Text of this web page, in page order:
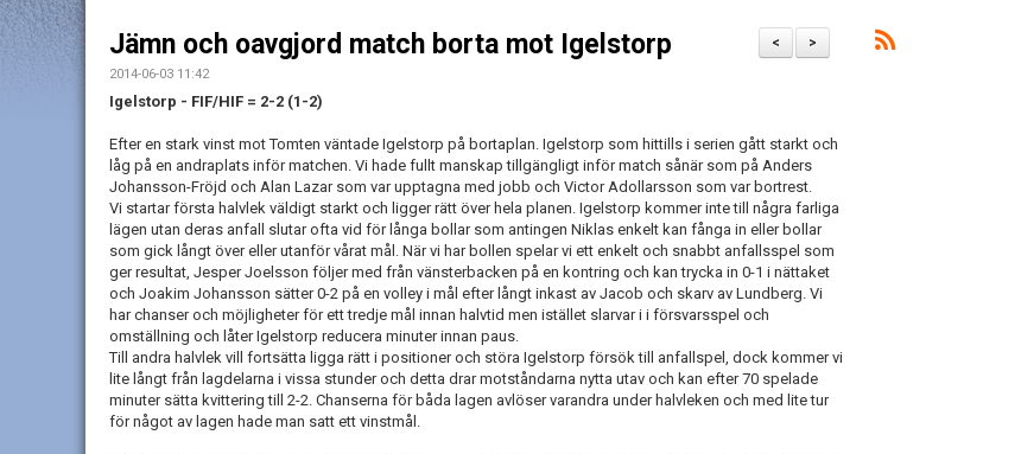
>
<
Jämn och oavgjord match borta mot Igelstorp
2014-06-03 11:42
Igelstorp - FIF/HIF = 2-2 (1-2)
Efter en stark vinst mot Tomten väntade Igelstorp på bortaplan. Igelstorp som hittills i serien gått starkt och
låg på en andraplats inför matchen. Vi hade fullt manskap tillgängligt inför match sånär som på Anders
Johansson-Fröjd och Alan Lazar som var upptagna med jobb och Victor Adollarsson som var bortrest.
Vi startar första halvlek väldigt starkt och ligger rätt över hela planen. Igelstorp kommer inte till några farliga
lägen utan deras anfall slutar ofta vid för långa bollar som antingen Niklas enkelt kan fånga in eller bollar
som gick långt över eller utanför vårat mål. När vi har bollen spelar vi ett enkelt och snabbt anfallsspel som
ger resultat, Jesper Joelsson följer med från vänsterbacken på en kontring och kan trycka in 0-1 i nättaket
och Joakim Johansson sätter 0-2 på en volley i mål efter långt inkast av Jacob och skarv av Lundberg. Vi
har chanser och möjligheter för ett tredje mål innan halvtid men istället slarvar i i försvarsspel och
omställning och låter Igelstorp reducera minuter innan paus.
Till andra halvlek vill fortsätta ligga rätt i positioner och störa Igelstorp försök till anfallspel, dock kommer vi
lite långt från lagdelarna i vissa stunder och detta drar motståndarna nytta utav och kan efter 70 spelade
minuter sätta kvittering till 2-2. Chanserna för båda lagen avlöser varandra under halvleken och med lite tur
för något av lagen hade man satt ett vinstmål.